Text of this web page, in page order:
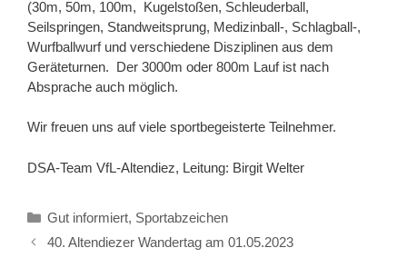
(30m, 50m, 100m, Kugelstoßen, Schleuderball,
Seilspringen, Standweitsprung, Medizinball-, Schlagball-,
Wurfballwurf und verschiedene Disziplinen aus dem
Geräteturnen. Der 3000m oder 800m Lauf ist nach
Absprache auch möglich.
Wir freuen uns auf viele sportbegeisterte Teilnehmer.
DSA-Team VfL-Altendiez, Leitung: Birgit Welter
Kategorien
Gut informiert, Sportabzeichen
40. Altendiezer Wandertag am 01.05.2023